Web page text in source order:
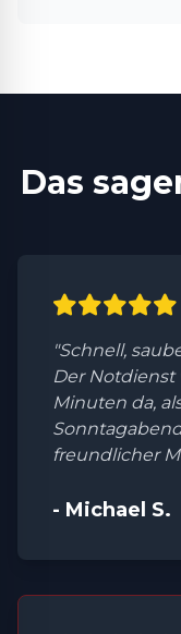
Das
"Schnell,
Der Notdienst
Minuten da,
freundlicher
- Michael S.